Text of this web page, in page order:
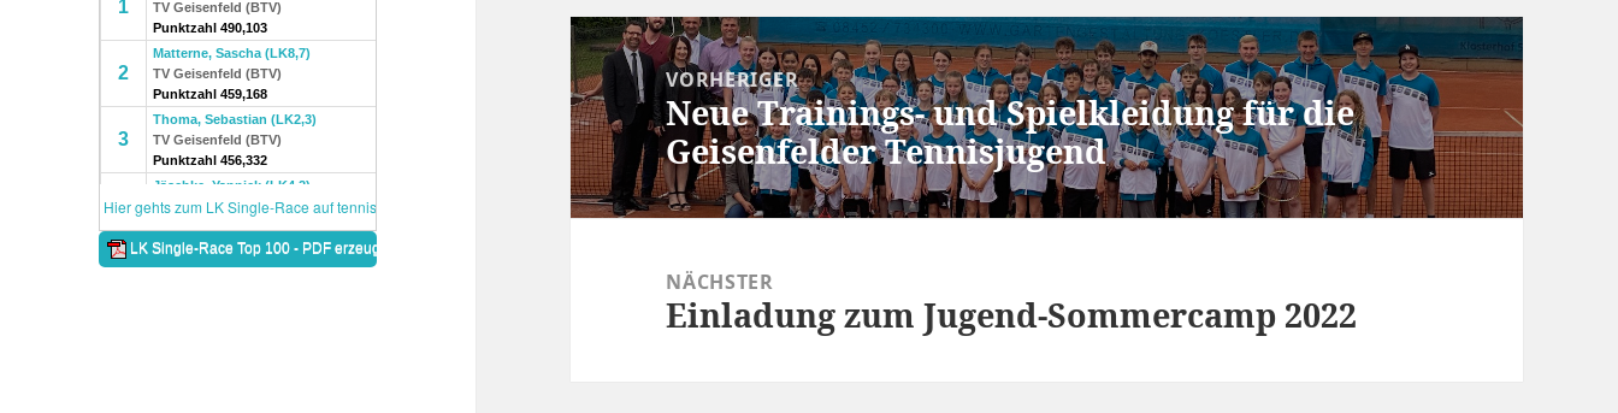
Beitragsnavigation
VORHERIGER
Vorheriger
Beitrag:
Neue Trainings- und Spielkleidung für die
Geisenfelder Tennisjugend
NÄCHSTER
Nächster
Einladung zum Jugend-Sommercamp 2022